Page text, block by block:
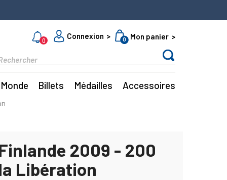
0
Connexion 0 Mon panier
Monde Billets Médailles Accessoires
2009 - 200
Libération